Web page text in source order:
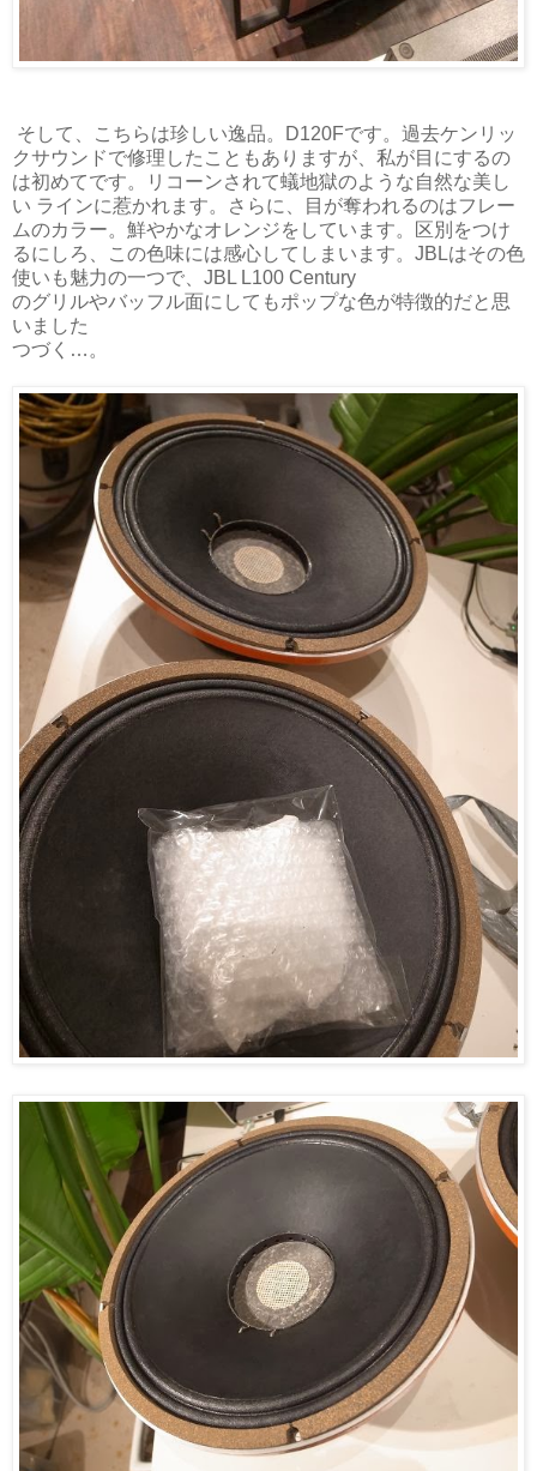
そして、こちらは珍しい逸品。D120Fです。過去ケンリッ
クサウンドで修理したこともありますが、私が目にするの
は初めてです。リコーンされて蟻地獄のような自然な美し
い ラインに惹かれます。さらに、目が奪われるのはフレー
ムのカラー。鮮やかなオレンジをしています。区別をつけ
るにしろ、この色味には感心してしまいます。JBLはその色
使いも魅力の一つで、JBL L100 Century
のグリルやバッフル面にしてもポップな色が特徴的だと思
いました
つづく…。